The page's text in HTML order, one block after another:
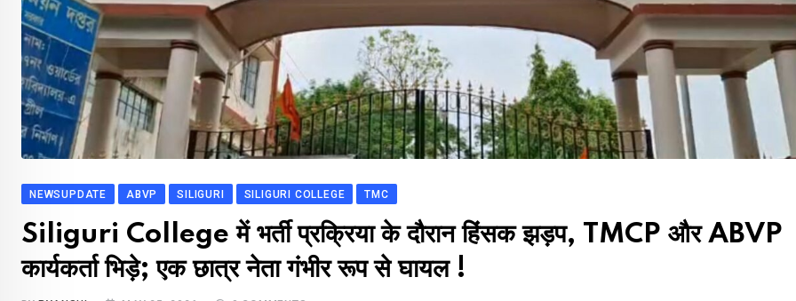
NEWSUPDATE ABVP SILIGURI SILIGURI COLLEGE TMC
Siliguri College में भर्ती प्रक्रिया के दौरान हिंसक झड़प, TMCP और ABVP
कार्यकर्ता भिड़े; एक छात्र नेता गंभीर रूप से घायल !